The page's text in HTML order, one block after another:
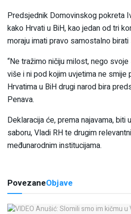
Predsjednik Domovinskog pokreta
kako Hrvati u BiH, kao jedan od tri
moraju imati pravo samostalno
“Ne tražimo ničiju milost, nego
više i ni pod kojim uvjetima ne
Hrvatima u BiH drugi narod bira
Penava.
Deklaracija će, prema najavama, biti
saboru, Vladi RH te drugim
međunarodnim institucijama.
PovezaneObjave